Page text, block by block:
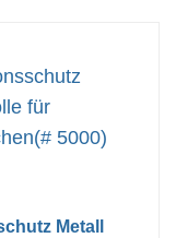
Metall